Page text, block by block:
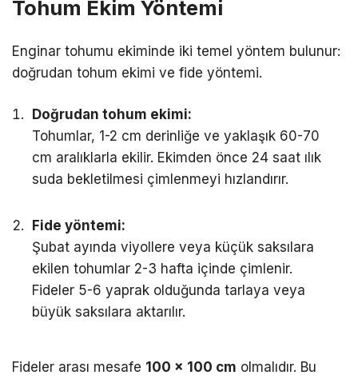
Tohum Ekim Yöntemi
Enginar tohumu ekiminde iki temel yöntem bulunur:
doğrudan tohum ekimi ve fide yöntemi.
Doğrudan tohum ekimi:
Tohumlar, 1-2 cm derinliğe ve yaklaşık 60-70
cm aralıklarla ekilir. Ekimden önce 24 saat ılık
suda bekletilmesi çimlenmeyi hızlandırır.
Fide yöntemi:
Şubat ayında viyollere veya küçük saksılara
ekilen tohumlar 2-3 hafta içinde çimlenir.
Fideler 5-6 yaprak olduğunda tarlaya veya
büyük saksılara aktarılır.
Fideler arası mesafe 100 x 100 cm olmalıdır. Bu